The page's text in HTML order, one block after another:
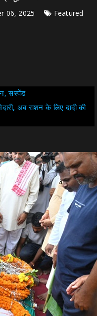
06, 2025 Featured
सस्पेंड
अब राशन के लिए दादी की